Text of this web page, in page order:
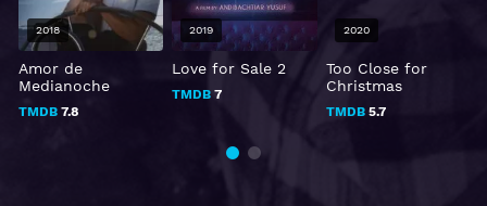
Amor de
Medianoche
TMDB7.8
2018
Love for Sale 2
TMDB 7
2019
Too Close for
Christmas
TMDB5.7
2020